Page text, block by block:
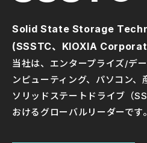
Solid State Storage
(SSSTC、KIOXIA
当社は、エンタープライズ/デ
ンピューティング、パソコン
ソリッドステートドライブ（
おけるグローバルリーダーです。